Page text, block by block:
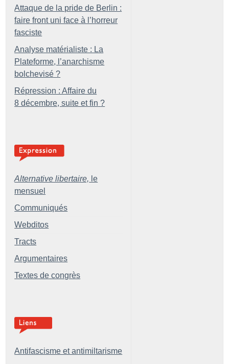
Attaque de la pride de Berlin :
faire front uni face à l’horreur
fasciste
Analyse matérialiste : La
Plateforme, l’anarchisme
bolchevisé ?
Répression : Affaire du
8 décembre, suite et fin ?
Alternative libertaire, le
mensuel
Communiqués
Webditos
Tracts
Argumentaires
Textes de congrès
Antifascisme et antimiltarisme